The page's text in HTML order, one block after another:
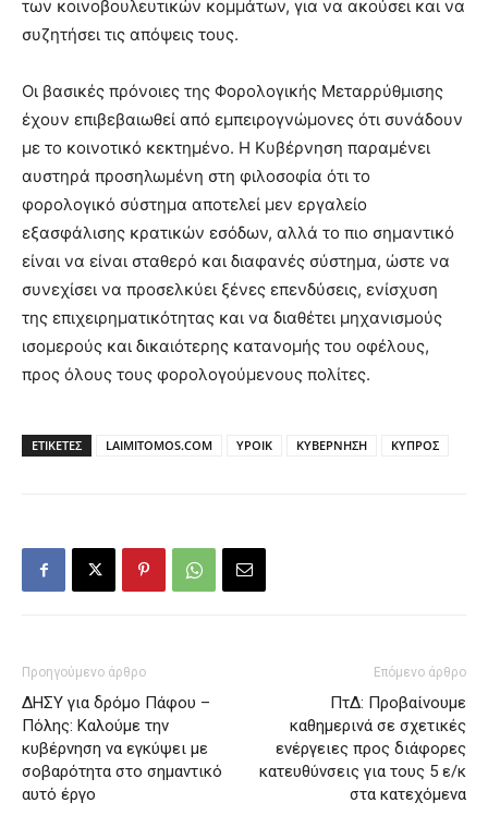
των κοινοβουλευτικών κομμάτων, για να ακούσει και να
συζητήσει τις απόψεις τους.
Οι βασικές πρόνοιες της Φορολογικής Μεταρρύθμισης
έχουν επιβεβαιωθεί από εμπειρογνώμονες ότι συνάδουν
με το κοινοτικό κεκτημένο. Η Κυβέρνηση παραμένει
αυστηρά προσηλωμένη στη φιλοσοφία ότι το
φορολογικό σύστημα αποτελεί μεν εργαλείο
εξασφάλισης κρατικών εσόδων, αλλά το πιο σημαντικό
είναι να είναι σταθερό και διαφανές σύστημα, ώστε να
συνεχίσει να προσελκύει ξένες επενδύσεις, ενίσχυση
της επιχειρηματικότητας και να διαθέτει μηχανισμούς
ισομερούς και δικαιότερης κατανομής του οφέλους,
προς όλους τους φορολογούμενους πολίτες.
ΕΤΙΚΕΤΕΣ LAIMITOMOS.COM YPOIK ΚΥΒΕΡΝΗΣΗ ΚΥΠΡΟΣ
Προηγούμενο άρθρο
ΔΗΣΥ για δρόμο Πάφου –
Πόλης: Καλούμε την
κυβέρνηση να εγκύψει με
σοβαρότητα στο σημαντικό
αυτό έργο
Επόμενο άρθρο
ΠτΔ: Προβαίνουμε
καθημερινά σε σχετικές
ενέργειες προς διάφορες
κατευθύνσεις για τους 5 ε/κ
στα κατεχόμενα